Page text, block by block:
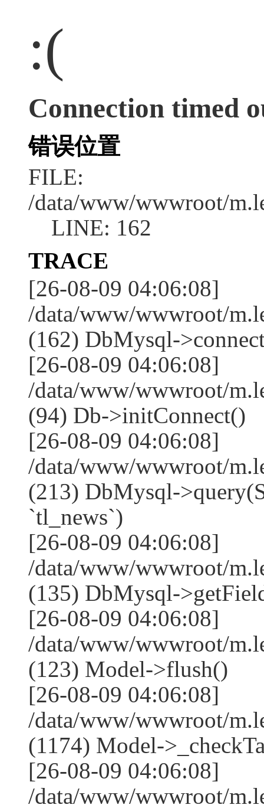
:(
Connection timed
错误位置
FILE:
/data/www/wwwroot/
LINE: 162
TRACE
[26-08-09 04:06:08]
/data/www/wwwroot/
(162) DbMysql-
[26-08-09 04:06:08]
/data/www/wwwroot/
(94) Db->initConnect()
[26-08-09 04:06:08]
/data/www/wwwroot/
(213) DbMysql-
`tl_news`)
[26-08-09 04:06:08]
/data/www/wwwroot/
(135) DbMysql-
[26-08-09 04:06:08]
/data/www/wwwroot/
(123) Model->flush()
[26-08-09 04:06:08]
/data/www/wwwroot/
(1174) Model-
[26-08-09 04:06:08]
/data/www/wwwroot/